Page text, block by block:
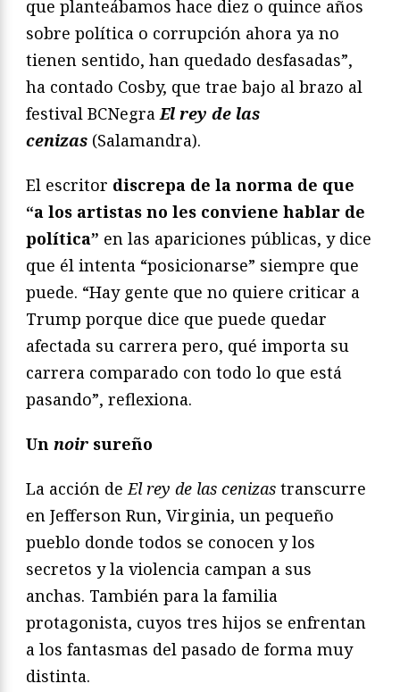
que planteábamos hace diez o quince años
sobre política o corrupción ahora ya no
tienen sentido, han quedado desfasadas”,
ha contado Cosby, que trae bajo al brazo al
festival BCNegra El rey de las
cenizas (Salamandra).
El escritor discrepa de la norma de que
“a los artistas no les conviene hablar de
política” en las apariciones públicas, y dice
que él intenta “posicionarse” siempre que
puede. “Hay gente que no quiere criticar a
Trump porque dice que puede quedar
afectada su carrera pero, qué importa su
carrera comparado con todo lo que está
pasando”, reflexiona.
Un noir sureño
La acción de El rey de las cenizas transcurre
en Jefferson Run, Virginia, un pequeño
pueblo donde todos se conocen y los
secretos y la violencia campan a sus
anchas. También para la familia
protagonista, cuyos tres hijos se enfrentan
a los fantasmas del pasado de forma muy
distinta.